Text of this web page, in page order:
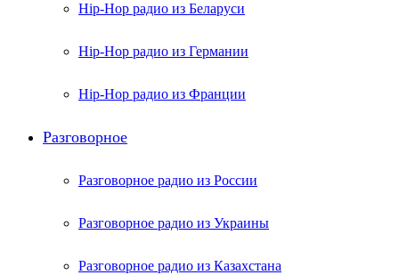
Hip-Hop радио из Беларуси
Hip-Hop радио из Германии
Hip-Hop радио из Франции
Разговорное
Разговорное радио из России
Разговорное радио из Украины
Разговорное радио из Казахстана